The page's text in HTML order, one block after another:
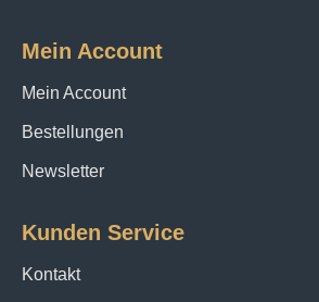
Mein Account
Mein Account
Bestellungen
Newsletter
Kunden Service
Kontakt